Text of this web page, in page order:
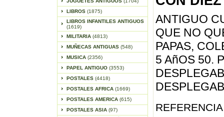
LIBROS (1875)
LIBROS INFANTILES ANTIGUOS
(1619)
MILITARIA (4813)
MUÑECAS ANTIGUAS (548)
MUSICA (2356)
PAPEL ANTIGUO (3553)
POSTALES (4418)
POSTALES AFRICA (1669)
POSTALES AMERICA (615)
POSTALES ASIA (97)
ANTIGUO
QUE NO
PAPAS,
5 AñOS 50.